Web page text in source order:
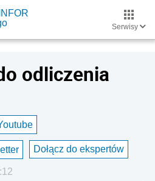
Serwisy
odliczenia
Dołącz do ekspertów